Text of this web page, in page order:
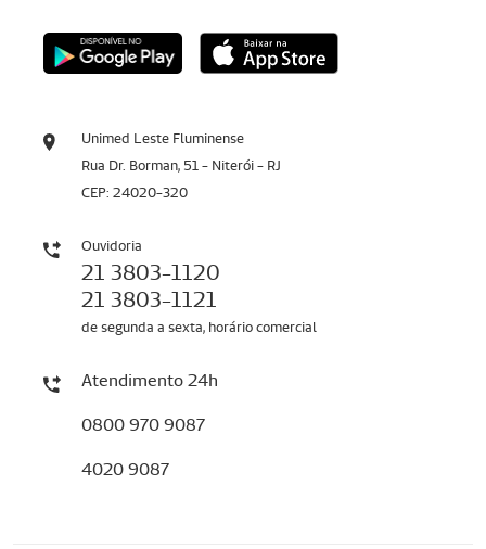
Unimed Leste Fluminense
Rua Dr. Borman, 51 - Niterói - RJ
CEP: 24020-320
Ouvidoria
21 3803-1120
21 3803-1121
de segunda a sexta, horário comercial
Atendimento 24h
0800 970 9087
4020 9087